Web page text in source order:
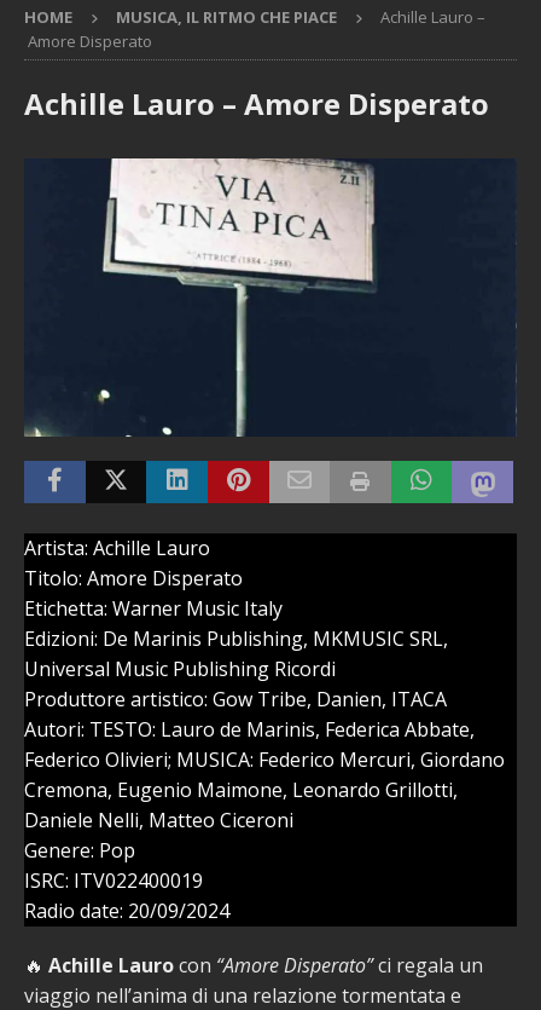
HOME MUSICA, IL RITMO CHE PIACE
Achille Lauro –
Amore Disperato
Achille Lauro – Amore Disperato
Artista: Achille Lauro
Titolo: Amore Disperato
Etichetta: Warner Music Italy
Edizioni: De Marinis Publishing, MKMUSIC SRL,
Universal Music Publishing Ricordi
Produttore artistico: Gow Tribe, Danien, ITACA
Autori: TESTO: Lauro de Marinis, Federica Abbate,
Federico Olivieri; MUSICA: Federico Mercuri, Giordano
Cremona, Eugenio Maimone, Leonardo Grillotti,
Daniele Nelli, Matteo Ciceroni
Genere: Pop
ISRC: ITV022400019
Radio date: 20/09/2024
🔥 Achille Laurocon “Amore Disperato”ci regala un
viaggio nell’anima di una relazione tormentata e